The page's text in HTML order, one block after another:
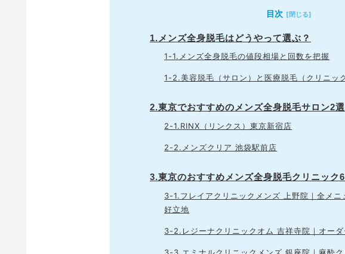
目次
1.メンズ全身脱毛はどうやって選ぶ？
1-1.メンズ全身脱毛の値段相場と回数を把握
1-2.美容脱毛（サロン）と医療脱毛（クリニッ
2.東京でおすすめのメンズ全身脱毛サロン2選
2-1.RINX（リンクス）東京新宿店
2-2.メンズクリア 池袋駅前店
3.東京のおすすめメンズ全身脱毛クリニック
3-1.フレイアクリニックメンズ 上野院｜全メニ
好立地
3-2.レジーナクリニックオム 吉祥寺院｜オーダ
3-3.エミナルクリニックメンズ 銀座院｜麻酔ク